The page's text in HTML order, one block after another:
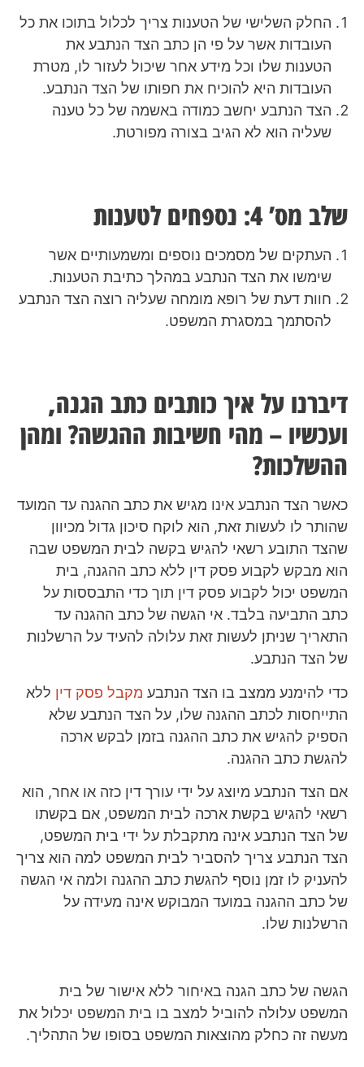
החלק השלישי של הטענות צריך לכלול בתוכו את כל
העובדות אשר על פי הן כתב הצד הנתבע את
הטענות שלו וכל מידע אחר שיכול לעזור לו, מטרת
העובדות היא להוכיח את חפותו של הצד הנתבע.
הצד הנתבע יחשב כמודה באשמה של כל טענה
שעליה הוא לא הגיב בצורה מפורטת.
שלב מס’ 4: נספחים לטענות
העתקים של מסמכים נוספים ומשמעותיים אשר
שימשו את הצד הנתבע במהלך כתיבת הטענות.
חוות דעת של רופא מומחה שעליה רוצה הצד הנתבע
להסתמך במסגרת המשפט.
דיברנו על איך כותבים כתב הגנה,
ועכשיו – מהי חשיבות ההגשה? ומהן
ההשלכות?
כאשר הצד הנתבע אינו מגיש את כתב ההגנה עד המועד
שהותר לו לעשות זאת, הוא לוקח סיכון גדול מכיוון
שהצד התובע רשאי להגיש בקשה לבית המשפט שבה
הוא מבקש לקבוע פסק דין ללא כתב ההגנה, בית
המשפט יכול לקבוע פסק דין תוך כדי התבססות על
כתב התביעה בלבד. אי הגשה של כתב ההגנה עד
התאריך שניתן לעשות זאת עלולה להעיד על הרשלנות
של הצד הנתבע.
כדי להימנע ממצב בו הצד הנתבע מקבל פסק דין ללא
התייחסות לכתב ההגנה שלו, על הצד הנתבע שלא
הספיק להגיש את כתב ההגנה בזמן לבקש ארכה
להגשת כתב ההגנה.
אם הצד הנתבע מיוצג על ידי עורך דין כזה או אחר, הוא
רשאי להגיש בקשת ארכה לבית המשפט, אם בקשתו
של הצד הנתבע אינה מתקבלת על ידי בית המשפט,
הצד הנתבע צריך להסביר לבית המשפט למה הוא צריך
להעניק לו זמן נוסף להגשת כתב ההגנה ולמה אי הגשה
של כתב ההגנה במועד המבוקש אינה מעידה על
הרשלנות שלו.
הגשה של כתב הגנה באיחור ללא אישור של בית
המשפט עלולה להוביל למצב בו בית המשפט יכלול את
מעשה זה כחלק מהוצאות המשפט בסופו של התהליך.